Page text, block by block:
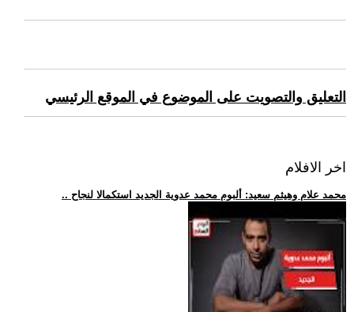
التعليق والتصويت على الموضوع في الموقع الرئيسي
اخر الافلام
.. محمد علام وهيثم سعيد: ألبوم محمد عدوية الجديد استكمالا لنجاح